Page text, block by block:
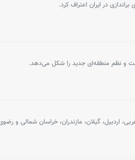
در ایران اعتراف کرد.
است و نظم منطقه‌ای جدید را شکل می‌دهد.
شمال‌غرب آذربایجان غربی، اردبیل، گیلان، مازندران، خراسان